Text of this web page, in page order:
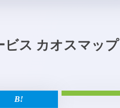
ビス カオスマップ